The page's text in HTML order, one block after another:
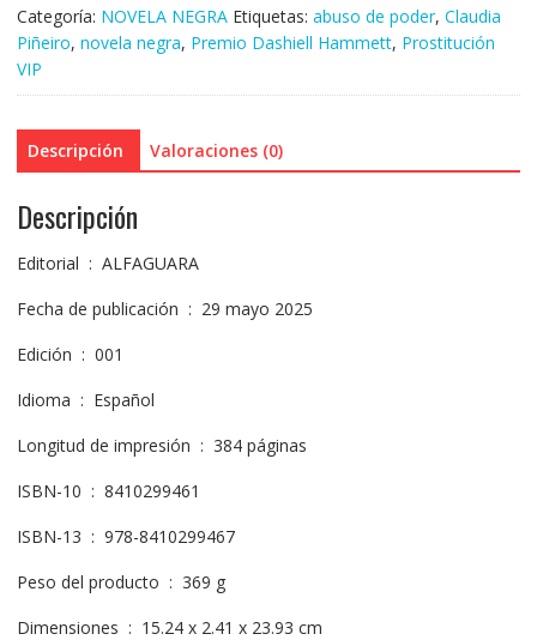
Categoría: NOVELA NEGRA Etiquetas: abuso de poder, Claudia
Piñeiro, novela negra, Premio Dashiell Hammett, Prostitución
VIP
Descripción Valoraciones (0)
Descripción
Editorial ‏ : ‎ ALFAGUARA
Fecha de publicación ‏ : ‎ 29 mayo 2025
Edición ‏ : ‎ 001
Idioma ‏ : ‎ Español
Longitud de impresión ‏ : ‎ 384 páginas
ISBN-10 ‏ : ‎ 8410299461
ISBN-13 ‏ : ‎ 978-8410299467
Peso del producto ‏ : ‎ 369 g
Dimensiones ‏ : ‎ 15.24 x 2.41 x 23.93 cm